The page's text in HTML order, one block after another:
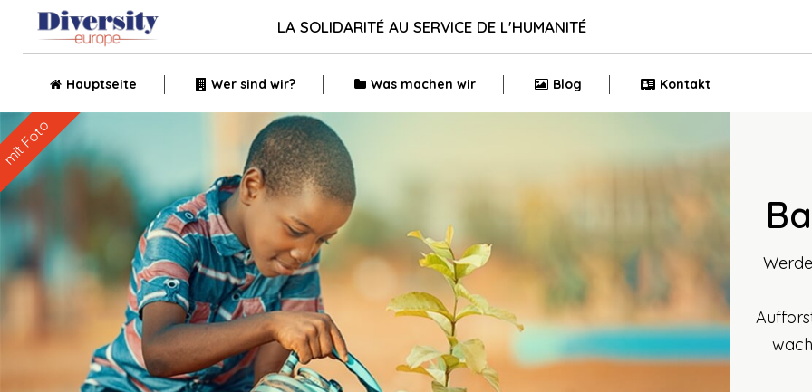
LA SOLIDARITÉ AU SERVICE DE L'HUMANITÉ
Hauptseite Wer sind wir? Was machen wir Blog Kontakt
mit Foto